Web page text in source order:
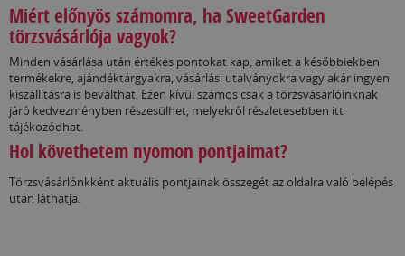
Miért előnyös számomra, ha SweetGarden
törzsvásárlója vagyok?
Minden vásárlása után értékes pontokat kap, amiket a későbbiekben
termékekre, ajándéktárgyakra, vásárlási utalványokra vagy akár ingyen
kiszállításra is beválthat. Ezen kívül számos csak a törzsvásárlóinknak
járó kedvezményben részesülhet, melyekről részletesebben itt
tájékozódhat.
Hol követhetem nyomon pontjaimat?
Törzsvásárlónkként aktuális pontjainak összegét az oldalra való belépés
után láthatja.